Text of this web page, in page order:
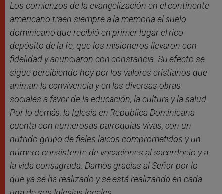
Los comienzos de la evangelización en el continente
americano traen siempre a la memoria el suelo
dominicano que recibió en primer lugar el rico
depósito de la fe, que los misioneros llevaron con
fidelidad y anunciaron con constancia. Su efecto se
sigue percibiendo hoy por los valores cristianos que
animan la convivencia y en las diversas obras
sociales a favor de la educación, la cultura y la salud.
Por lo demás, la Iglesia en República Dominicana
cuenta con numerosas parroquias vivas, con un
nutrido grupo de fieles laicos comprometidos y un
número consistente de vocaciones al sacerdocio y a
la vida consagrada. Damos gracias al Señor por lo
que ya se ha realizado y se está realizando en cada